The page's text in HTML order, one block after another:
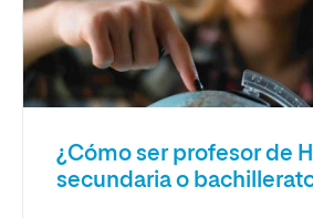
¿Cómo ser profesor de
secundaria o